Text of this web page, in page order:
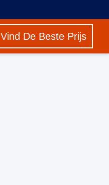
Vind De Beste Prijs